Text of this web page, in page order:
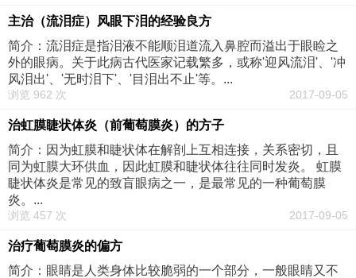
主治（流泪症）风眼下泪的经验良方
简介：流泪症是指泪液不能顺泪道流入鼻腔而溢出于眼睑之
外的眼病。关于此病古代医家记载繁多，或称'迎风流泪'、'冲
风泪出'、'无时泪下'、'目泪出不止'等。...
浏览 962 次 2017-09-05
治虹膜睫状体炎（前葡萄膜炎）的方子
简介：因为虹膜和睫状体在解剖上互相连接，关系密切，且
同为虹膜大环供血，因此虹膜和睫状体往往同时发炎。 虹膜
睫状体炎是常见的致盲眼病之一，是最常见的一种葡萄膜
炎。...
浏览 457 次 2017-09-05
治疗葡萄膜炎的偏方
简介：眼睛是人类身体比较脆弱的一个部分，一般眼睛又不